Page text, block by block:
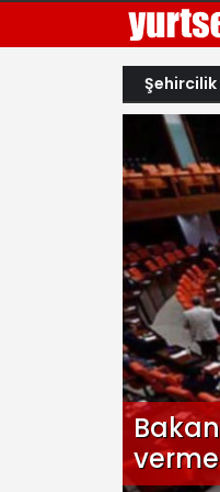
Şehircilik